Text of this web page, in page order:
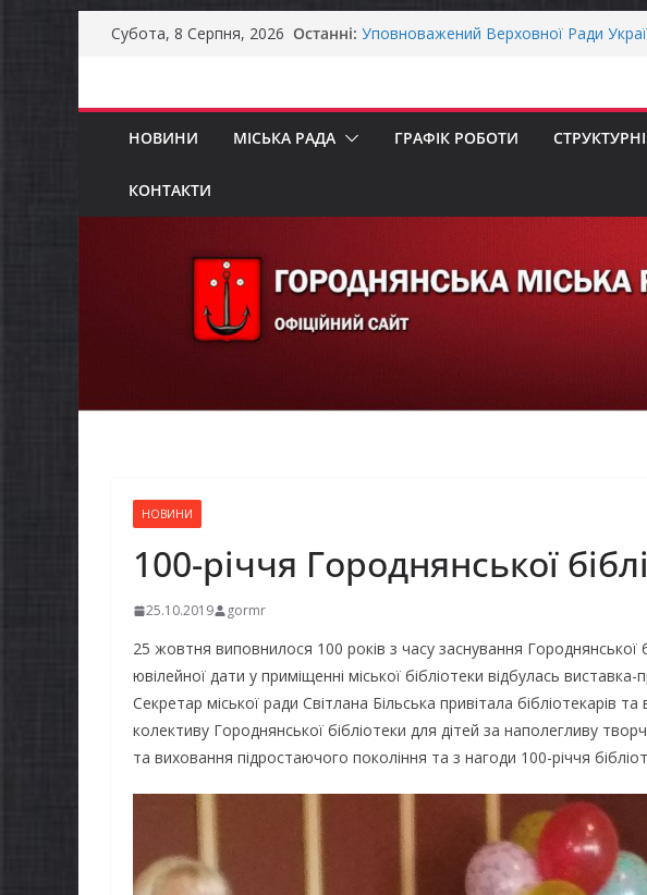
Перейти
Субота, 8 Серпня, 2026 Останні: Як отримати компенсацію за товари,
інвалідністю на працю
Захищай небо Чернігівщини!
НОВИНИ МІСЬКА РАДА ГРАФІК РОБОТИ
КОНТАКТИ
НОВИНИ
100-річчя Городнянської
25.10.2019 gormr
25 жовтня виповнилося 100 років з часу заснування Городнянської
ювілейної дати у приміщенні міської бібліотеки відбулась виставка-
Секретар міської ради Світлана Більська привітала бібліотекарів
колективу Городнянської бібліотеки для дітей за наполегливу
та виховання підростаючого покоління та з нагоди 100-річчя